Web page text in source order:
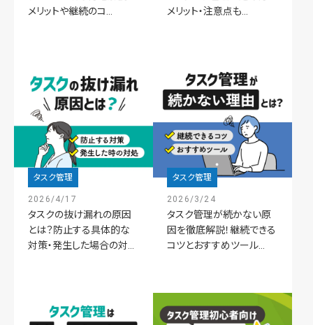
メリットや継続のコ...
メリット・注意点も...
タスク管理
2026/4/17
タスクの抜け漏れの原因
とは？防止する具体的な
対策・発生した場合の対...
タスク管理
2026/3/24
タスク管理が続かない原
因を徹底解説！継続できる
コツとおすすめツール...